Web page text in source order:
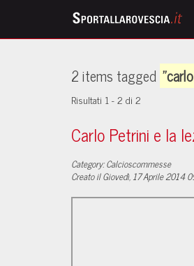
2 items tagged
Risultati 1 - 2 di 2
Carlo Petrini e la
Category: Calcioscommesse
Creato il Giovedì, 17 Aprile 2014